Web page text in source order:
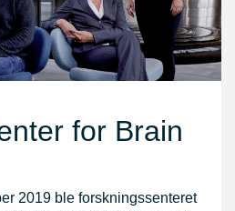
for Brain
2019 ble forskningssenteret